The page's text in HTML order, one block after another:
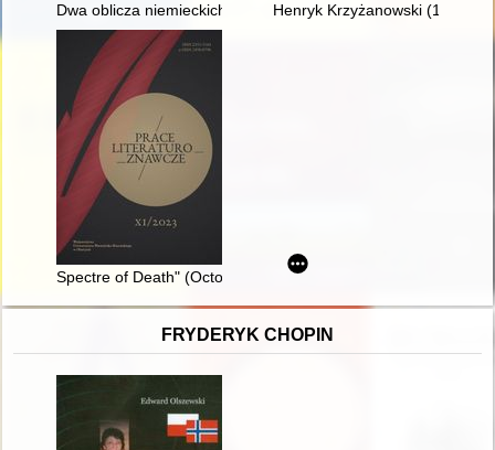
Dwa oblicza niemieckich bibliotekarzy w Polsce podczas
Henryk Krzyżanowski (1821-
Spectre of Death" (October 31, 1943) : myth-making in the
FRYDERYK CHOPIN